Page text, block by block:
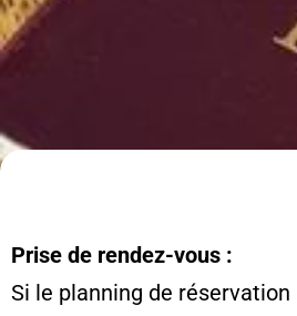
Prise de rendez-vous :
Si le planning de